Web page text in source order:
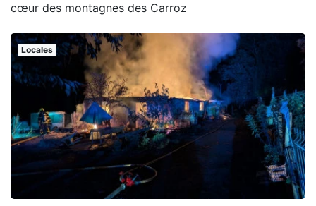
cœur des montagnes des Carroz
Locales